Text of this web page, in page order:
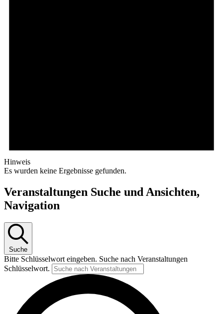
Hinweis
Es wurden keine Ergebnisse gefunden.
Veranstaltungen Suche und Ansichten,
Navigation
Suche
Bitte Schlüsselwort eingeben. Suche nach Veranstaltungen
Schlüsselwort.